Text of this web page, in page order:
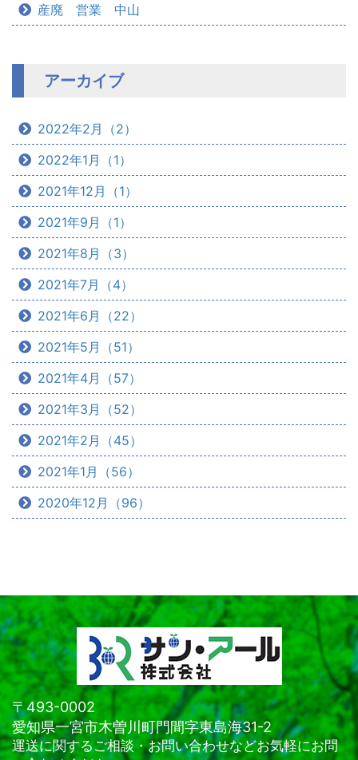
産廃 営業 中山
アーカイブ
2022年2月（2）
2022年1月（1）
2021年12月（1）
2021年9月（1）
2021年8月（3）
2021年7月（4）
2021年6月（22）
2021年5月（51）
2021年4月（57）
2021年3月（52）
2021年2月（45）
2021年1月（56）
2020年12月（96）
〒493-0002
愛知県一宮市木曽川町門間字東島海31-2
運送に関するご相談・お問い合わせなどお気軽にお問